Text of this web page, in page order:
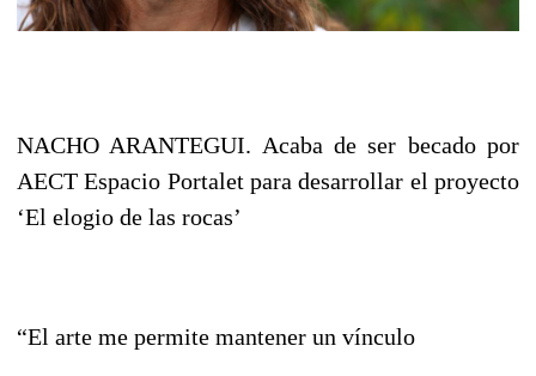
NACHO ARANTEGUI. Acaba de ser becado por
AECT Espacio Portalet para desarrollar el proyecto
‘El elogio de las rocas’
“El arte me permite mantener un vínculo